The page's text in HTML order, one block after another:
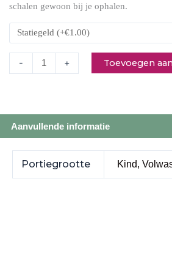
schalen gewoon bij je ophalen.
- + Toevoegen
Aanvullende informatie
Portiegrootte Kind,